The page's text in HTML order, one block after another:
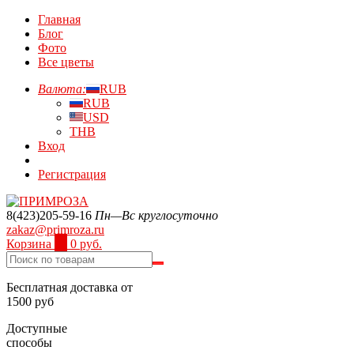
Главная
Блог
Фото
Все цветы
Валюта:
RUB
RUB
USD
THB
Вход
Регистрация
8(423)205-59-16 Пн—Вс круглосуточно
zakaz@primroza.ru
Корзина
0 руб.
Бесплатная доставка от
1500 руб
Доступные
способы